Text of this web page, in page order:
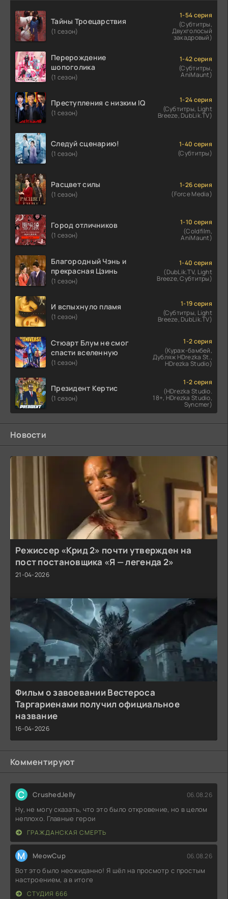
Тайны Троецарствия
(1 сезон)
1-54 серия
(Субтитры,
Двухголосый
закадровый)
Перерождение
шопоголика
(1 сезон)
1-42 серия
(Субтитры,
AniMaunt)
Преступления с низким IQ
(1 сезон)
1-24 серия
(Субтитры, Light
Breeze, DubLik.TV)
Следуй сценарию!
(1 сезон)
1-40 серия
(Субтитры)
Расцвет силы
(1 сезон)
1-26 серия
(Force Media)
Город отличников
(1 сезон)
1-10 серия
(Coldfilm,
AniMaunt)
Благородный Чэнь и
прекрасная Цзинь
(1 сезон)
1-40 серия
(DubLik.TV, Light
Breeze, Субтитры)
И вспыхнуло пламя
(1 сезон)
1-19 серия
(Субтитры, Light
Breeze, DubLik.TV)
Стюарт Блум не смог
спасти вселенную
(1 сезон)
1-2 серия
(Кураж-бамбей,
Дубляж HDrezka St.,
HDrezka Studio)
Президент Кертис
(1 сезон)
1-2 серия
(HDrezka Studio.
18+, HDrezka Studio,
Syncmer)
Новости
Режиссер «Крид 2» почти утвержден на
пост постановщика «Я — легенда 2»
21-04-2026
Фильм о завоевании Вестероса
Таргариенами получил официальное
название
16-04-2026
Комментируют
C CrushedJelly 06.08.26
Ну, не могу сказать, что это было откровение, но в целом
неплохо. Главные герои
ГРАЖДАНСКАЯ СМЕРТЬ
M MeowCup 06.08.26
Вот это было неожиданно! Я шёл на просмотр с простым
настроением, а в итоге
СТУДИЯ 666